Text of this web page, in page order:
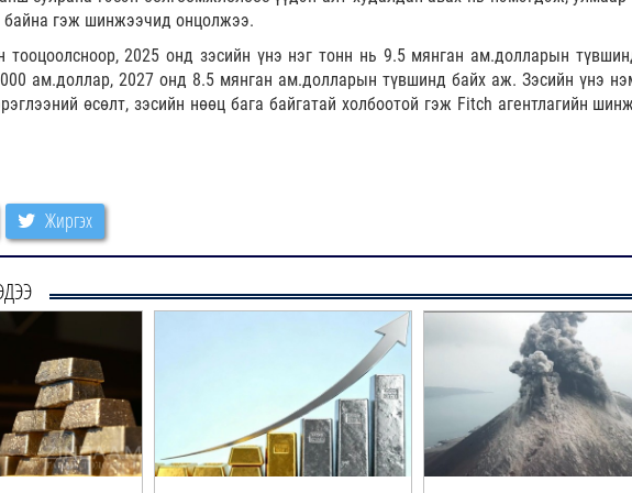
байна гэж шинжээчид онцолжээ.
тооцоолсноор, 2025 онд зэсийн үнэ нэг тонн нь 9.5 мянган ам.долларын
ам.доллар, 2027 онд 8.5 мянган ам.долларын түвшинд байх аж. Зэсийн үнэ
өсөлт, зэсийн нөөц бага байгатай холбоотой гэж Fitch агентлагийн
Жиргэх